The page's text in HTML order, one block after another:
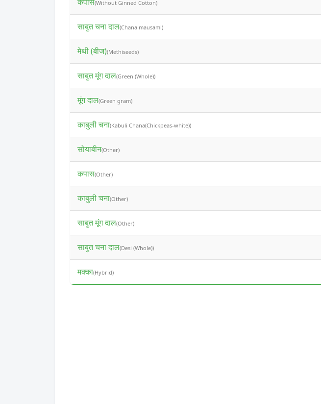
(Without Ginned Cotton)
साबुत चना दाल(Chana mausami)
मेथी (बीज)(Methiseeds)
साबुत मूंग दाल(Green (Whole))
मूंग दाल(Green gram)
काबुली चना(Kabuli Chana(Chickpeas-white))
सोयाबीन(Other)
कपास(Other)
काबुली चना(Other)
साबुत मूंग दाल(Other)
साबुत चना दाल(Desi (Whole))
मक्का(Hybrid)